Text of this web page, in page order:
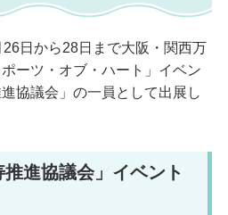
日から28日まで大阪・関西万
ーツ・オブ・ハート」イベン
協議会」の一員として出展し
推進協議会」イベント